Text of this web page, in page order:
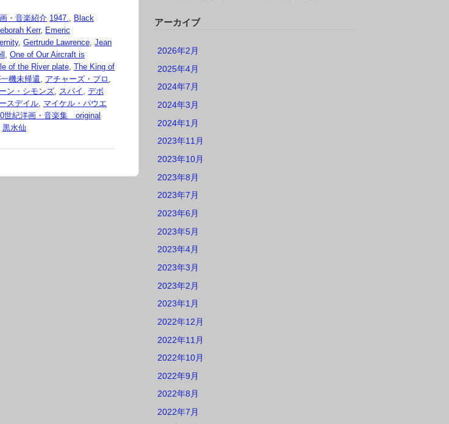
・音楽紹介 1947., Black
Kerr, Emeric
, Gertrude Lawrence, Jean
, One of Our Aircraft is
of the River plate, The King of
機未帰還, アチャーズ・プロ ,
ン・シモンズ, スパイ , デボ
スデイル, マイケル・パウエ
世紀洋画・音楽集 original
黒水仙
アーカイブ
2026年2月
2025年4月
2024年7月
2024年3月
2024年1月
2023年11月
2023年10月
2023年8月
2023年7月
2023年6月
2023年5月
2023年4月
2023年3月
2023年2月
2023年1月
2022年12月
2022年11月
2022年10月
2022年9月
2022年8月
2022年7月